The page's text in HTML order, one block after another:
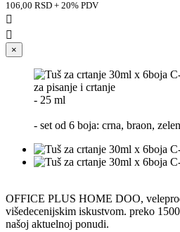
106,00 RSD + 20% PDV


×
za pisanje i crtanje
- 25 ml
- set od 6 boja: crna, braon,
OFFICE PLUS HOME DOO,
višedecenijskim iskustvom. preko
našoj aktuelnoj ponudi.